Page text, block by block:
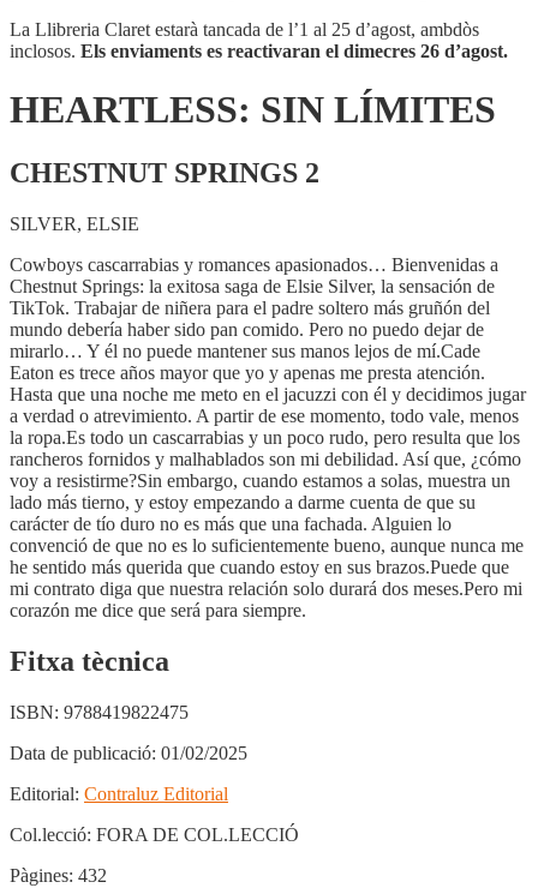
La Llibreria Claret estarà tancada de l’1 al 25 d’agost, ambdòs
inclosos. Els enviaments es reactivaran el dimecres 26 d’agost.
HEARTLESS: SIN LÍMITES
CHESTNUT SPRINGS 2
SILVER, ELSIE
Cowboys cascarrabias y romances apasionados… Bienvenidas a
Chestnut Springs: la exitosa saga de Elsie Silver, la sensación de
TikTok. Trabajar de niñera para el padre soltero más gruñón del
mundo debería haber sido pan comido. Pero no puedo dejar de
mirarlo… Y él no puede mantener sus manos lejos de mí.Cade
Eaton es trece años mayor que yo y apenas me presta atención.
Hasta que una noche me meto en el jacuzzi con él y decidimos jugar
a verdad o atrevimiento. A partir de ese momento, todo vale, menos
la ropa.Es todo un cascarrabias y un poco rudo, pero resulta que los
rancheros fornidos y malhablados son mi debilidad. Así que, ¿cómo
voy a resistirme?Sin embargo, cuando estamos a solas, muestra un
lado más tierno, y estoy empezando a darme cuenta de que su
carácter de tío duro no es más que una fachada. Alguien lo
convenció de que no es lo suficientemente bueno, aunque nunca me
he sentido más querida que cuando estoy en sus brazos.Puede que
mi contrato diga que nuestra relación solo durará dos meses.Pero mi
corazón me dice que será para siempre.
Fitxa tècnica
ISBN: 9788419822475
Data de publicació: 01/02/2025
Editorial: Contraluz Editorial
Col.lecció: FORA DE COL.LECCIÓ
Pàgines: 432